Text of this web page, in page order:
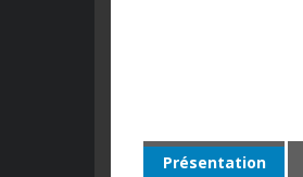
Présentation